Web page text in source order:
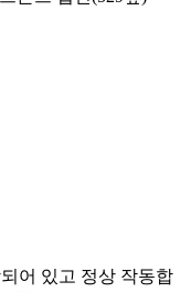
어 있고 정상 작동합